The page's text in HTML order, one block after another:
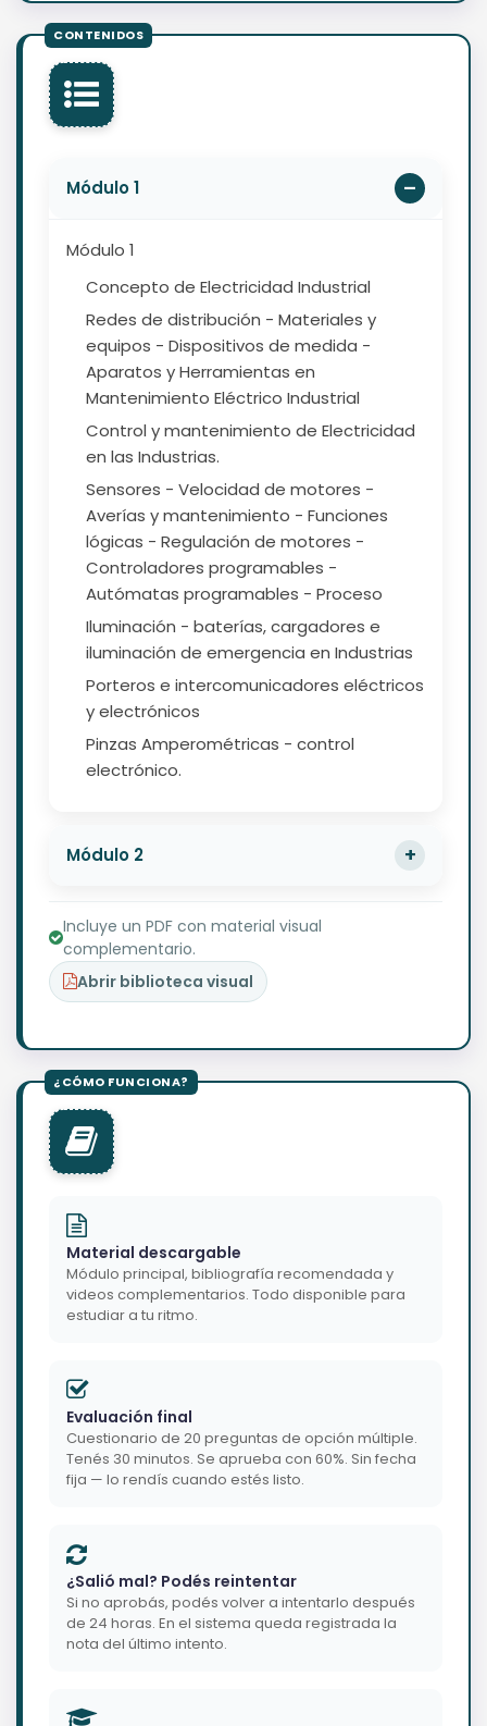
Módulo 1
Módulo 1
Concepto de Electricidad Industrial
Redes de distribución - Materiales y
equipos - Dispositivos de medida -
Aparatos y Herramientas en
Mantenimiento Eléctrico Industrial
Control y mantenimiento de Electricidad
en las Industrias.
Sensores - Velocidad de motores -
Averías y mantenimiento - Funciones
lógicas - Regulación de motores -
Controladores programables -
Autómatas programables - Proceso
Iluminación - baterías, cargadores e
iluminación de emergencia en Industrias
Porteros e intercomunicadores eléctricos
y electrónicos
Pinzas Amperométricas - control
electrónico.
Módulo 2
Incluye un PDF con material visual
complementario.
Abrir biblioteca visual
Material descargable
Módulo principal, bibliografía recomendada y
videos complementarios. Todo disponible para
estudiar a tu ritmo.
Evaluación final
Cuestionario de 20 preguntas de opción múltiple.
Tenés 30 minutos. Se aprueba con 60%. Sin fecha
fija — lo rendís cuando estés listo.
¿Salió mal? Podés reintentar
Si no aprobás, podés volver a intentarlo después
de 24 horas. En el sistema queda registrada la
nota del último intento.